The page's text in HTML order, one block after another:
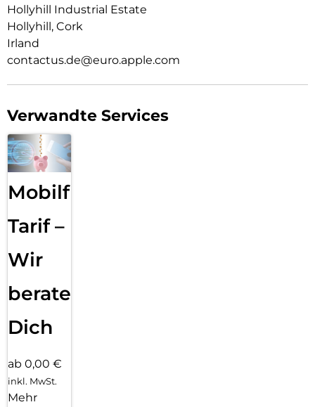
Hollyhill Industrial Estate
Hollyhill, Cork
Irland
contactus.de@euro.apple.com
Verwandte Services
Mobilfunk
Tarif –
Wir
beraten
Dich
ab 0,00 €
inkl. MwSt.
Mehr